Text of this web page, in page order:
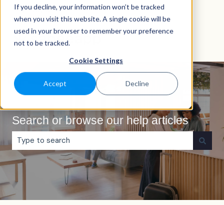
If you decline, your information won’t be tracked
when you visit this website. A single cookie will be
used in your browser to remember your preference
not to be tracked.
Cookie Settings
Accept Decline
LietuviųRodyti vertimų submeniu
Search or browse our help articles
Pasiūlymų nėra, nes tuščias paieškos laukas.